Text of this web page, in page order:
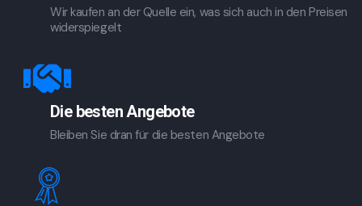
Wir kaufen an der Quelle ein, was sich auch in den Preisen
widerspiegelt
Die besten Angebote
Bleiben Sie dran für die besten Angebote